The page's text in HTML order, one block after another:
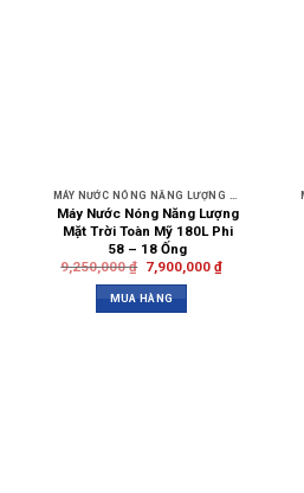
Máy Nước Nóng Năng Lượng
Mặt Trời Toàn Mỹ 180L Phi
58 – 18 Ống
9,250,000₫ 7,900,000 ₫
MUA HÀNG